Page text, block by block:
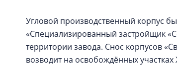
Угловой производственный корпус
«Специализированный застройщик
территории завода. Снос корпусов
возводит на освобождённых